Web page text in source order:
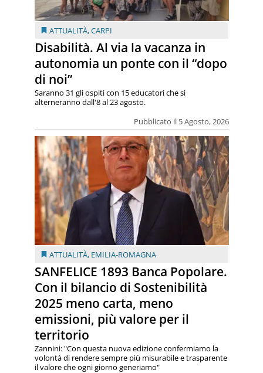
ATTUALITÀ,CARPI
Disabilità. Al via la vacanza in
autonomia un ponte con il “dopo
di noi”
Pubblicato il 5 Agosto, 2026
Saranno 31 gli ospiti con 15 educatori che si
alterneranno dall'8 al 23 agosto.
ATTUALITÀ, EMILIA-ROMAGNA
SANFELICE 1893 Banca Popolare.
Con il bilancio di Sostenibilità
2025 meno carta, meno
emissioni, più valore per il
territorio
Zannini: "Con questa nuova edizione confermiamo la
volontà di rendere sempre più misurabile e trasparente
il valore che ogni giorno generiamo"